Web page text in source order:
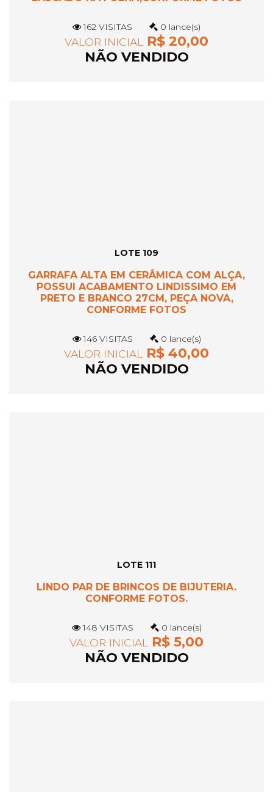
162 VISITAS 0 lance(s)
VALOR INICIAL
R$ 20,00
NÃO VENDIDO
LOTE 109
GARRAFA ALTA EM CERÂMICA COM ALÇA,
POSSUI ACABAMENTO LINDISSIMO EM
PRETO E BRANCO 27CM, PEÇA NOVA,
CONFORME FOTOS
146 VISITAS 0 lance(s)
VALOR INICIAL
R$ 40,00
NÃO VENDIDO
LOTE 111
LINDO PAR DE BRINCOS DE BIJUTERIA.
CONFORME FOTOS.
148 VISITAS 0 lance(s)
VALOR INICIAL
R$ 5,00
NÃO VENDIDO